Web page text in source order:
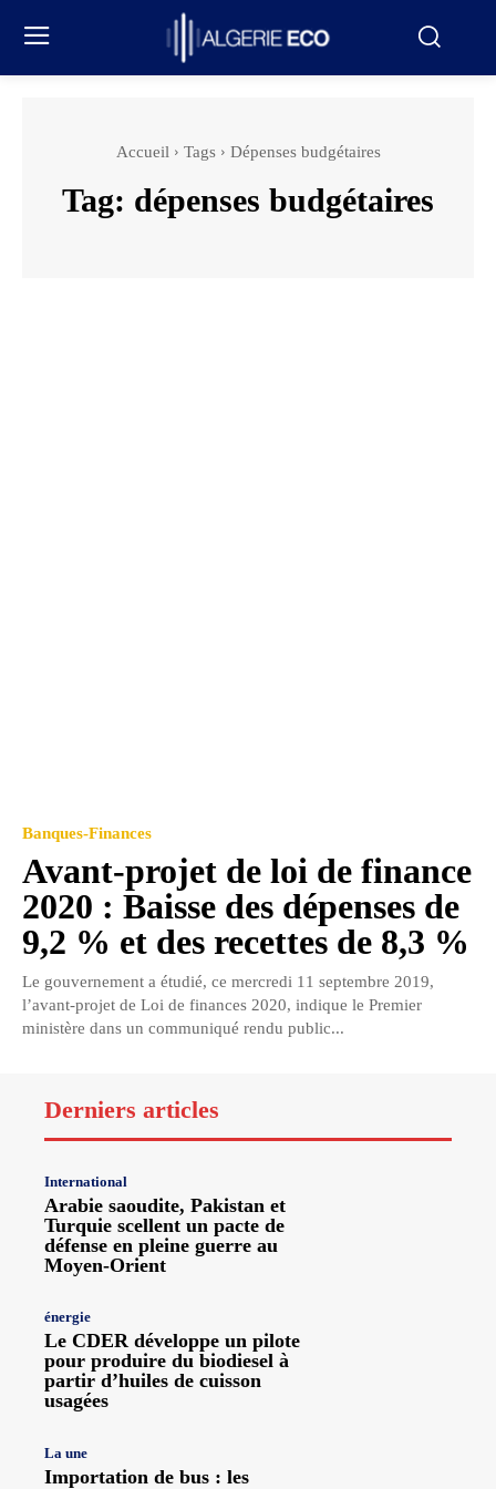
Accueil Tags Dépenses budgétaires
Tag: dépenses budgétaires
Banques-Finances
Avant-projet de loi de finance
2020 : Baisse des dépenses de
9,2 % et des recettes de 8,3 %
Le gouvernement a étudié, ce mercredi 11 septembre 2019,
l’avant-projet de Loi de finances 2020, indique le Premier
ministère dans un communiqué rendu public...
Derniers articles
International
Arabie saoudite, Pakistan et
Turquie scellent un pacte de
défense en pleine guerre au
Moyen-Orient
énergie
Le CDER développe un pilote
pour produire du biodiesel à
partir d’huiles de cuisson
usagées
La une
Importation de bus : les